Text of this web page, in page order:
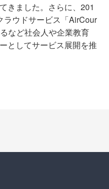
きました。さらに、201
ラウドサービス「AirCour
など社会人や企業教育
としてサービス展開を推